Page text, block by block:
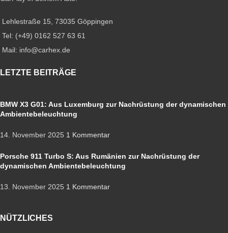
Lehlestraße 15, 73035 Göppingen
Tel: (+49) 0162 527 63 61
Mail: info@carhex.de
LETZTE BEITRÄGE
BMW X3 G01: Aus Luxemburg zur Nachrüstung der dynamischen
Ambientebeleuchtung
14. November 2025 1 Kommentar
Porsche 911 Turbo S: Aus Rumänien zur Nachrüstung der
dynamischen Ambientebeleuchtung
13. November 2025 1 Kommentar
NÜTZLICHES